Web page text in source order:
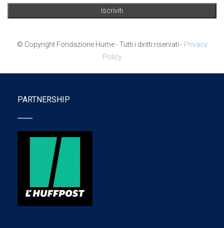
© Copyright Fondazione Hume - Tutti i diritti riservati - Privacy
Policy
PARTNERSHIP